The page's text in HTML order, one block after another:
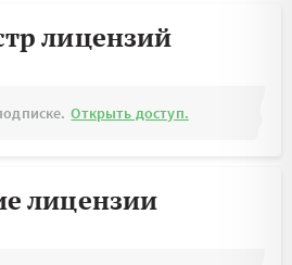
лицензий
Открыть доступ.
лицензии